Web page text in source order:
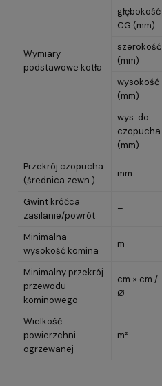
Wymiary
podstawowe kotła
głębokość
CG (mm)
szerokość
(mm)
wysokość
(mm)
wys. do
czopucha
(mm)
Przekrój czopucha
(średnica zewn.)
mm
Gwint króćca
zasilanie/powrót
–
Minimalna
wysokość komina
m
Minimalny przekrój
przewodu
kominowego
cm × cm /
Ø
Wielkość
powierzchni
ogrzewanej
m²